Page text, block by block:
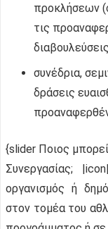
προκλήσεων
τις
συνέδρια,
δράσεις
{slider Ποιος
Συνεργασίας;
οργανισμός ή
στον τομέα του